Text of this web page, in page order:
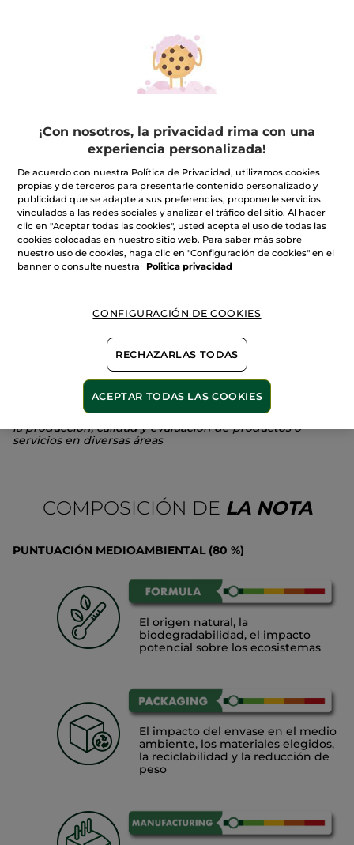
¿CÓMO SE EVALÚAN LOS
PRODUCTOS?
El Green Impact Index se basa en más de 50 criterios
rigurosamente seleccionados por 120 expertos y
científicos. Basados en una metodología desarrollada
garantizan una evaluación en profundidad del impacto
manera transparente y comprensible a través de una
calificación. Se tienen en cuenta todas las etapas del
ciclo de vida del producto, desde las materias primas
hasta los proveedores, pasando por el transporte y el
final de la vida útil del producto.
*Proceso de establecer normas o estándares que guíen
la producción, calidad y evaluación de productos o
servicios en diversas áreas
COMPOSICIÓN DE LA NOTA
PUNTUACIÓN MEDIOAMBIENTAL (80 %)
El origen natural, la
biodegradabilidad, el impacto
potencial sobre los ecosistemas
El impacto del envase en el medio
ambiente, los materiales elegidos,
la reciclabilidad y la reducción de
peso
¡Con nosotros, la privacidad rima con una
experiencia personalizada!
De acuerdo con nuestra Política de Privacidad, utilizamos cookies
propias y de terceros para presentarle contenido personalizado y
publicidad que se adapte a sus preferencias, proponerle servicios
vinculados a las redes sociales y analizar el tráfico del sitio. Al hacer
clic en "Aceptar todas las cookies", usted acepta el uso de todas las
cookies colocadas en nuestro sitio web. Para saber más sobre
nuestro uso de cookies, haga clic en "Configuración de cookies" en el
banner o consulte nuestra
Politica privacidad
CONFIGURACIÓN DE COOKIES
RECHAZARLAS TODAS
ACEPTAR TODAS LAS COOKIES